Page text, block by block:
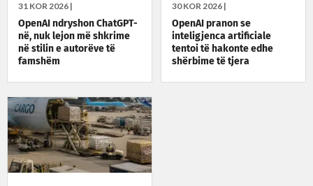
31 KOR 2026 |
OpenAI ndryshon ChatGPT-
në, nuk lejon më shkrime
në stilin e autorëve të
famshëm
30 KOR 2026 |
OpenAI pranon se
inteligjenca artificiale
tentoi të hakonte edhe
shërbime të tjera